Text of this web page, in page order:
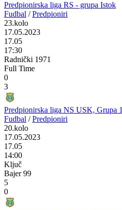
Predpionirska liga RS - grupa Istok
Fudbal / Predpioniri
23.kolo
17.05.2023
17.05
17:30
Radnički 1971
Full Time
0
3
Predpionirska liga NS USK, Grupa 1
Fudbal / Predpioniri
20.kolo
17.05.2023
17.05
14:00
Ključ
Bajer 99
5
0